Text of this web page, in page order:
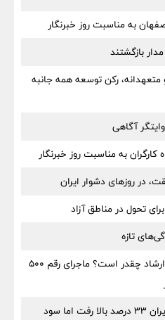
به مناسبت روز خبرنگار
بازگشتند
رکن توسعه همه جانبه
آگاهی
کارگران به مناسبت روز خبرنگار
در روزهای دشوار ایران
تازه
هدیه روز خبرنگار ۱۴۰۵ وزارت ارشاد چقدر است؟ ماجرای رقم ۵۰۰
معمای «ولیز»؛ درآمد لیزینگ ایران ۳۳ درصد بالا رفت اما سود